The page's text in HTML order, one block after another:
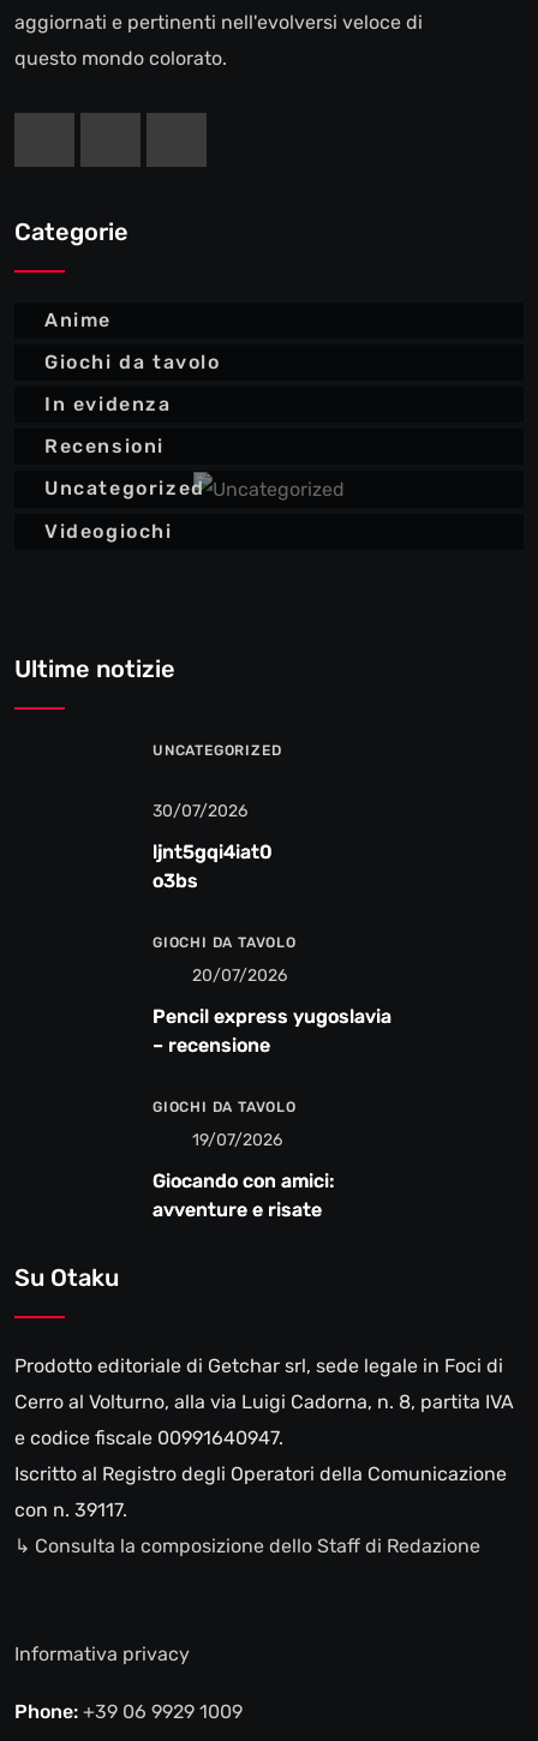
aggiornati e pertinenti nell'evolversi veloce di
questo mondo colorato.
Categorie
Anime
Giochi da tavolo
In evidenza
Recensioni
Uncategorized
Videogiochi
Ultime notizie
UNCATEGORIZED
30/07/2026
ljnt5gqi4iat0
o3bs
GIOCHI DA TAVOLO
20/07/2026
Pencil express yugoslavia
– recensione
GIOCHI DA TAVOLO
19/07/2026
Giocando con amici:
avventure e risate
Su Otaku
Prodotto editoriale di Getchar srl, sede legale in Foci di
Cerro al Volturno, alla via Luigi Cadorna, n. 8, partita IVA
e codice fiscale 00991640947.
Iscritto al Registro degli Operatori della Comunicazione
con n. 39117.
↳ Consulta la composizione dello Staff di Redazione
Informativa privacy
Phone: +39 06 9929 1009